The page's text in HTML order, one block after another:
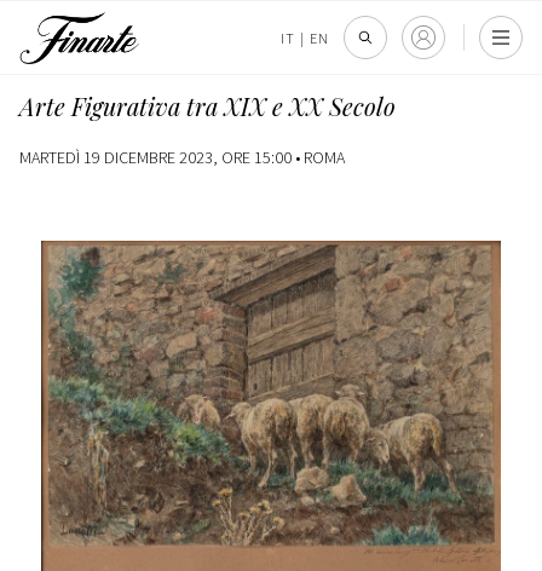
IT | EN
Arte Figurativa tra XIX e XX Secolo
MARTEDÌ 19 DICEMBRE 2023, ORE 15:00 • ROMA